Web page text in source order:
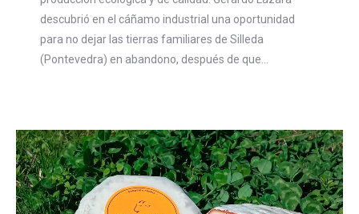
descubrió en el cáñamo industrial una oportunidad
para no dejar las tierras familiares de Silleda
(Pontevedra) en abandono, después de que…